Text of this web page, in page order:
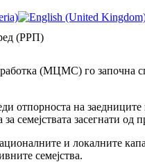
(РРП)
(МЦМС) го започна
отпорноста на
семејствата засегнати од
и локалните
семејства.